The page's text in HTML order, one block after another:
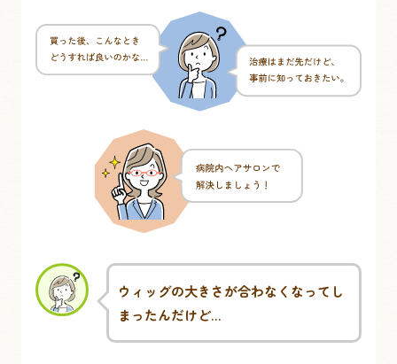
ウィッグの大きさが合わなくなってし
まったんだけど…